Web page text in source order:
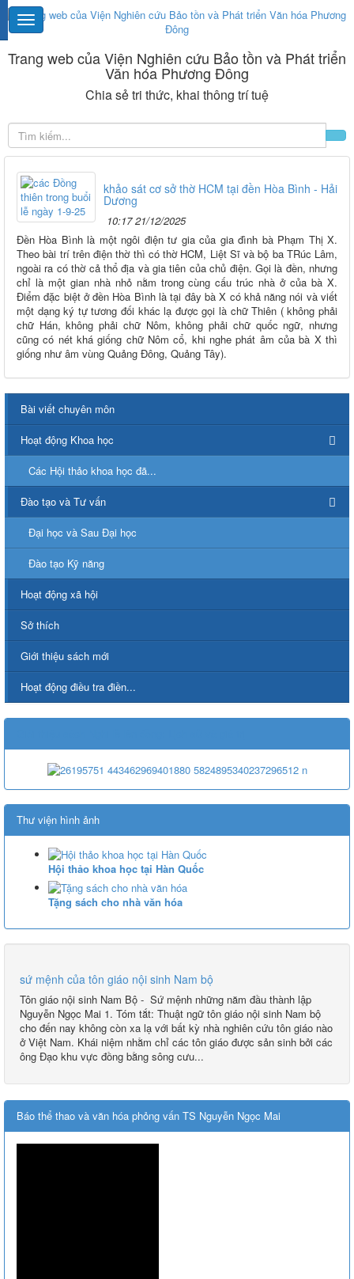
Trang web của Viện Nghiên cứu Bảo tồn và Phát triển
Văn hóa Phương Đông
Chia sẻ tri thức, khai thông trí tuệ
khảo sát cơ sở thờ HCM tại đền Hòa Bình - Hải
Dương
10:17 21/12/2025
Đền Hòa Bình là một ngôi điện tư gia của gia đình bà Phạm Thị X.
Theo bài trí trên điện thờ thì có thờ HCM, Liệt Sĩ và bộ ba TRúc Lâm,
ngoài ra có thờ cả thổ địa và gia tiên của chủ điện. Gọi là đền, nhưng
chỉ là một gian nhà nhỏ nằm trong cùng cấu trúc nhà ở của bà X.
Điểm đặc biệt ở đền Hòa Bình là tại đây bà X có khả năng nói và viết
một dạng ký tự tương đối khác lạ được gọi là chữ Thiên ( không phải
chữ Hán, không phải chữ Nôm, không phải chữ quốc ngữ, nhưng
cũng có nét khá giống chữ Nôm cổ, khi nghe phát âm của bà X thì
giống như âm vùng Quảng Đông, Quảng Tây).
Bài viết chuyên môn
Hoạt động Khoa học
Các Hội thảo khoa học đã...
Đào tạo và Tư vấn
Đại học và Sau Đại học
Đào tạo Kỹ năng
Hoạt động xã hội
Sở thích
Giới thiệu sách mới
Hoạt động điều tra điền...
Thư viện hình ảnh
Hội thảo khoa học tại Hàn Quốc
Tặng sách cho nhà văn hóa
sứ mệnh của tôn giáo nội sinh Nam bộ
Tôn giáo nội sinh Nam Bộ - Sứ mệnh những năm đầu thành lập
Nguyễn Ngọc Mai 1. Tóm tắt: Thuật ngữ tôn giáo nội sinh Nam bộ
cho đến nay không còn xa lạ với bất kỳ nhà nghiên cứu tôn giáo nào
ở Việt Nam. Khái niệm nhằm chỉ các tôn giáo được sản sinh bởi các
ông Đạo khu vực đồng bằng sông cưu...
Báo thể thao và văn hóa phỏng vấn TS Nguyễn Ngọc Mai